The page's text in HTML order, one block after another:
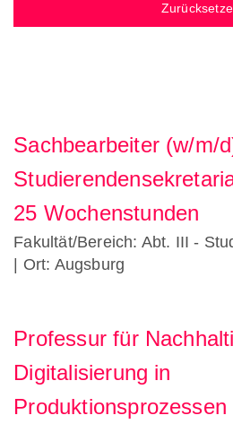
Sachbearbeiter (w/m/
25 Wochenstunden
Fakultät/Bereich: Abt. III -
| Ort: Augsburg
Professur für
Digitalisierung in
Produktionsprozessen